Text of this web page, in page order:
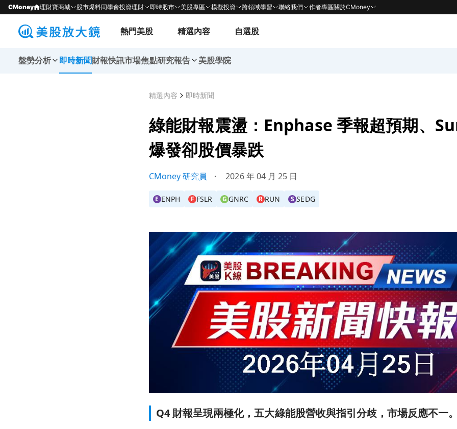
CMoney 理財寶商城 股市爆料同學會投資理財 即時股市 美股專區 模擬投資 跨領域學習 聯絡我們 作者專區關於CMoney
熱門美股 精選內容 自選股
盤勢分析 即時新聞財報快訊市場焦點研究報告 美股學院
精選內容 即時新聞
綠能財報震盪：Enphase 季報超預期、
爆發卻股價暴跌
CMoney 研究員 ・ 2026 年 04 月 25 日
E ENPH F FSLR G GNRC R RUN S SEDG
Q4 財報呈現兩極化，五大綠能股營收與指引分歧，市場反應不一